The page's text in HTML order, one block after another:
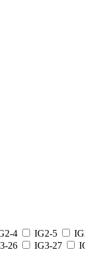
4 IG2-5
26 IG3-27